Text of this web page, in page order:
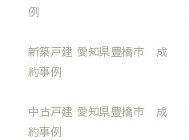
例
新築戸建 愛知県豊橋市 成
約事例
中古戸建 愛知県豊橋市 成
約事例